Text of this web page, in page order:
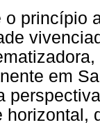
o princípio
em
horizontal,